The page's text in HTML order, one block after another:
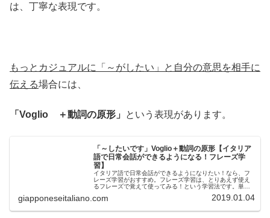
は、丁寧な表現です。
もっとカジュアルに「～がしたい」と自分の意思を相手に
伝える場合には、
「Voglio ＋動詞の原形」 という表現があります。
「～したいです」Voglio＋動詞の原形【イタリア
語で日常会話ができるようになる！フレーズ学
習】
イタリア語で日常会話ができるようになりたい！なら、フ
レーズ学習がおすすめ。フレーズ学習は、とりあえず使え
るフレーズで覚えて使ってみる！という学習法です。単
でイタリア語を学問として勉強する学...
giapponeseitaliano.com 2019.01.04